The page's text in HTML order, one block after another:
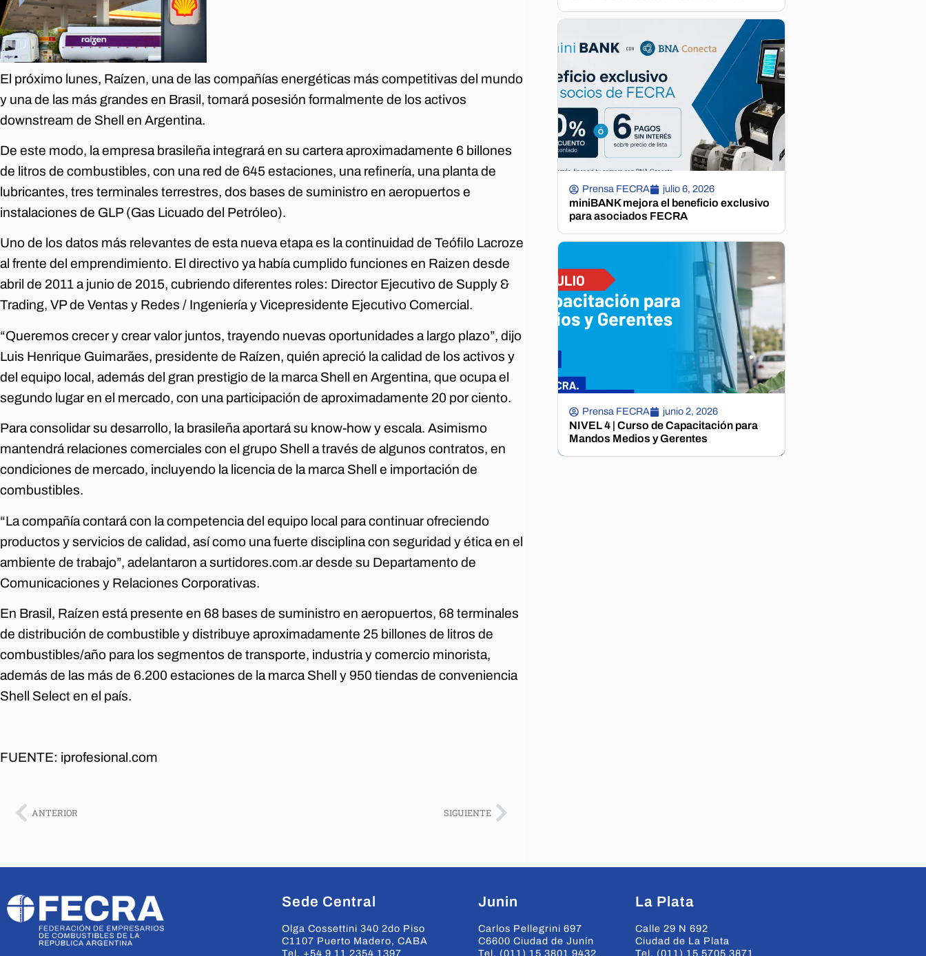
El próximo lunes, Raízen, una de las compañías energéticas más competitivas del mundo
y una de las más grandes en Brasil, tomará posesión formalmente de los activos
downstream de Shell en Argentina.
De este modo, la empresa brasileña integrará en su cartera aproximadamente 6 billones
de litros de combustibles, con una red de 645 estaciones, una refinería, una planta de
lubricantes, tres terminales terrestres, dos bases de suministro en aeropuertos e
instalaciones de GLP (Gas Licuado del Petróleo).
Uno de los datos más relevantes de esta nueva etapa es la continuidad de Teófilo Lacroze
al frente del emprendimiento. El directivo ya había cumplido funciones en Raizen desde
abril de 2011 a junio de 2015, cubriendo diferentes roles: Director Ejecutivo de Supply &
Trading, VP de Ventas y Redes / Ingeniería y Vicepresidente Ejecutivo Comercial.
“Queremos crecer y crear valor juntos, trayendo nuevas oportunidades a largo plazo”, dijo
Luis Henrique Guimarães, presidente de Raízen, quién apreció la calidad de los activos y
del equipo local, además del gran prestigio de la marca Shell en Argentina, que ocupa el
segundo lugar en el mercado, con una participación de aproximadamente 20 por ciento.
Para consolidar su desarrollo, la brasileña aportará su know-how y escala. Asimismo
mantendrá relaciones comerciales con el grupo Shell a través de algunos contratos, en
condiciones de mercado, incluyendo la licencia de la marca Shell e importación de
combustibles.
“La compañía contará con la competencia del equipo local para continuar ofreciendo
productos y servicios de calidad, así como una fuerte disciplina con seguridad y ética en el
ambiente de trabajo”, adelantaron a surtidores.com.ar desde su Departamento de
Comunicaciones y Relaciones Corporativas.
En Brasil, Raízen está presente en 68 bases de suministro en aeropuertos, 68 terminales
de distribución de combustible y distribuye aproximadamente 25 billones de litros de
combustibles/año para los segmentos de transporte, industria y comercio minorista,
además de las más de 6.200 estaciones de la marca Shell y 950 tiendas de conveniencia
Shell Select en el país.
FUENTE: iprofesional.com
ANTERIOR SIGUIENTE
Prensa FECRA julio 6, 2026
miniBANK mejora el beneficio exclusivo
para asociados FECRA
Prensa FECRA junio 2, 2026
NIVEL 4 | Curso de Capacitación para
Mandos Medios y Gerentes
Sede Central
Olga Cossettini 340 2do Piso
C1107 Puerto Madero, CABA
Tel. +54 9 11 2354 1397
Junin
Carlos Pellegrini 697
C6600 Ciudad de Junín
Tel. (011) 15 3801 9432
La Plata
Calle 29 N 692
Ciudad de La Plata
Tel. (011) 15 5705 3871